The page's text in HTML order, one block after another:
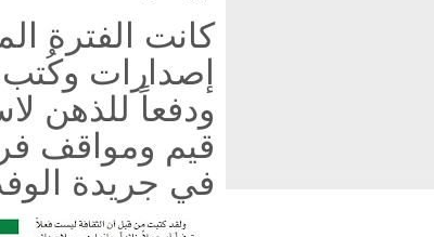
كانت الفترة
إصدارات
ودفعاً للذهن
قيم ومواقف
في جريدة